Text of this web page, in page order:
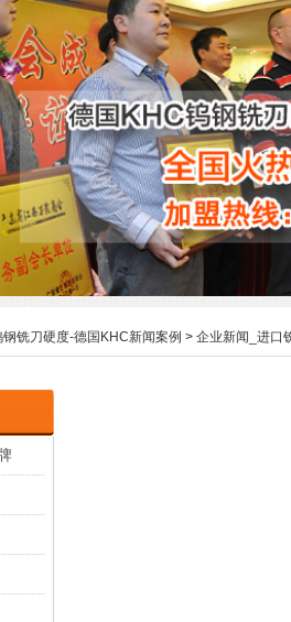
钢铣刀硬度-德国KHC新闻案例 > 企业新闻_进口